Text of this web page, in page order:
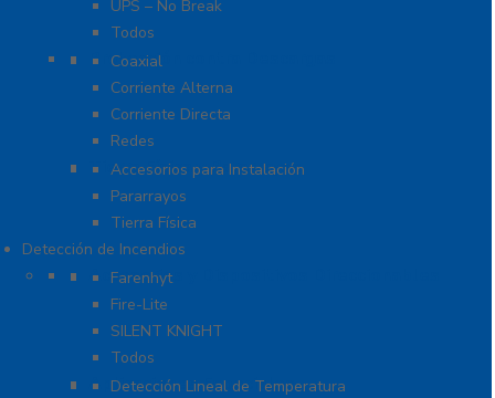
UPS – No Break
Todos
Protección contra Descargas
Coaxial
Corriente Alterna
Corriente Directa
Redes
Tierra Física y Pararrayos
Accesorios para Instalación
Pararrayos
Tierra Física
Detección de Incendios
Accesorios y Dispositivos Direccionables
Farenhyt
Fire-Lite
SILENT KNIGHT
Todos
Aplicaciones Especiales
Detección Lineal de Temperatura